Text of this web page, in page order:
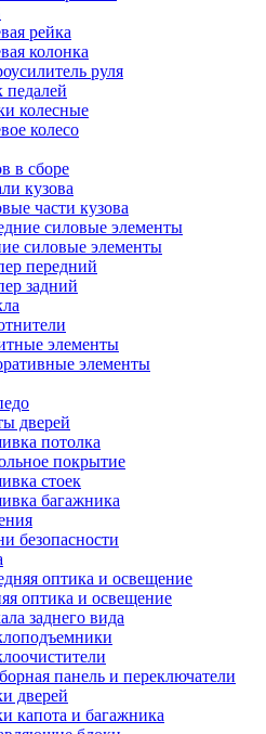
рейка
колонка
руля
педалей
колесные
колесо
в сборе
кузова
части кузова
силовые элементы
силовые элементы
передний
задний
элементы
элементы
дверей
потолка
покрытие
стоек
багажника
безопасности
оптика и освещение
оптика и освещение
заднего вида
панель и переключатели
дверей
капота и багажника